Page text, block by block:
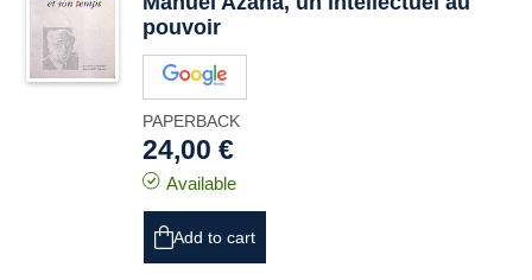
pouvoir
PAPERBACK
24,00 €
Available
Add to cart